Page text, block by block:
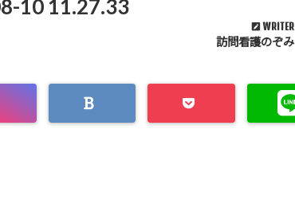
10 11.27.33
WRITER
訪問看護のぞみ